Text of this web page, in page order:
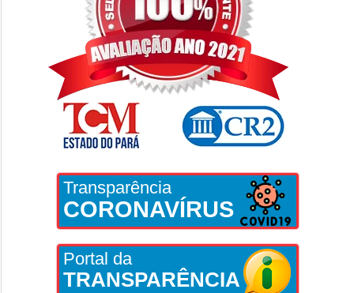
Transparência
CORONAVÍRUS
Portal da
TRANSPARÊNCIA